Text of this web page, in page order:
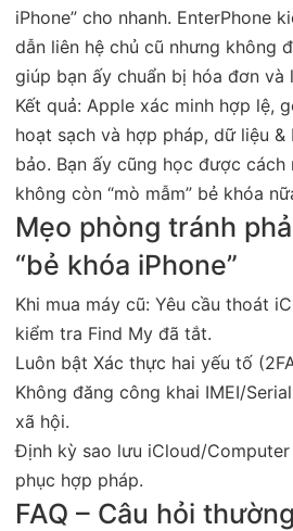
iPhone” cho nhanh. EnterPhone
dẫn liên hệ chủ cũ nhưng không
giúp bạn ấy chuẩn bị hóa đơn và
Kết quả: Apple xác minh hợp lệ,
hoạt sạch và hợp pháp, dữ liệu &
bảo. Bạn ấy cũng học được cách
không còn “mò mẫm” bẻ khóa
Mẹo phòng tránh
“bẻ khóa iPhone”
Khi mua máy cũ: Yêu cầu thoát
kiểm tra Find My đã tắt.
Luôn bật Xác thực hai yếu tố
Không đăng công khai IMEI/
xã hội.
Định kỳ sao lưu iCloud/Computer
phục hợp pháp.
FAQ – Câu hỏi